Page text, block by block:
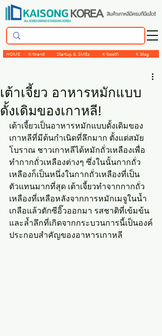
K-brand K-booth
Startup & SMEs
HOME K.blog
เต้าเจี้ยว อาหารหมักแบบ
ดั้งเดิมของเกาหลี!
เต้าเจี้ยวเป็นอาหารหมักแบบดั้งเดิมของ
เกาหลีที่มีต้นกำเนิดที่ลึกมาก ตั้งแต่สมัย
โบราณ ชาวเกาหลีได้หมักถั่วเหลืองเพื่อ
ทำกากถั่วเหลืองต่างๆ ซึ่งในนั้นกากถั่ว
เหลืองก็เป็นหนึ่งในกากถั่วเหลืองที่เป็น
ตัวแทนมากที่สุด เต้าเจี้ยวทำจากกากถั่ว
เหลืองที่เหลือหลังจากการหมักเมจูในน้ำ
เกลือแล้วตักซีอิ๊วออกมา รสชาติที่เข้มข้น
และล้ำลึกที่เกิดจากกระบวนการนี้เป็นองค์
ประกอบสำคัญของอาหารเกาหลี